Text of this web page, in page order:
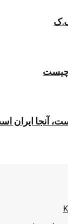
چیست
آنجا ایران